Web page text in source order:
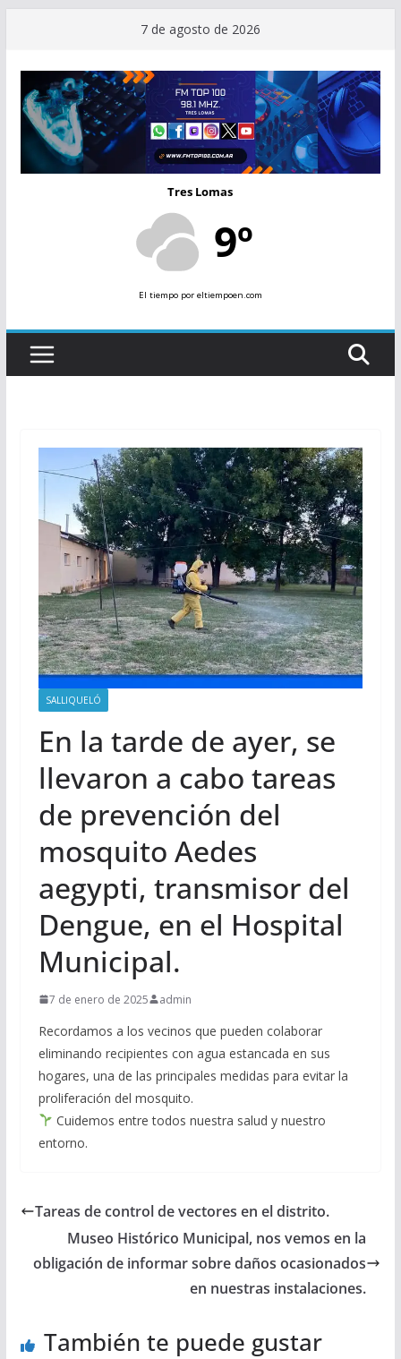
contenido
7 de agosto de 2026
Tres Lomas
9º
El tiempopor eltiempoen.com
SALLIQUELÓ
En la tarde de ayer, se
llevaron a cabo tareas
de prevención del
mosquito Aedes
aegypti, transmisor del
Dengue, en el Hospital
Municipal.
7 de enero de 2025 admin
Recordamos a los vecinos que pueden colaborar
eliminando recipientes con agua estancada en sus
hogares, una de las principales medidas para evitar la
proliferación del mosquito.
Cuidemos entre todos nuestra salud y nuestro
entorno.
Tareas de control de vectores en el distrito.
Museo Histórico Municipal, nos vemos en la
obligación de informar sobre daños ocasionados
en nuestras instalaciones.
También te puede gustar